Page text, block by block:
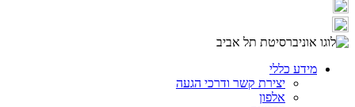
מידע כללי
יצירת קשר ודרכי הגעה
אלפון